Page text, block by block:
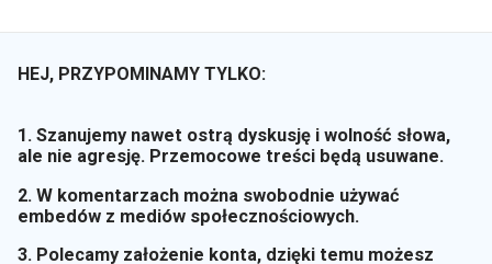
HEJ, PRZYPOMINAMY TYLKO:
1. Szanujemy nawet ostrą dyskusję i wolność słowa,
ale nie agresję. Przemocowe treści będą usuwane.
2. W komentarzach można swobodnie używać
embedów z mediów społecznościowych.
3. Polecamy założenie konta, dzięki temu możesz